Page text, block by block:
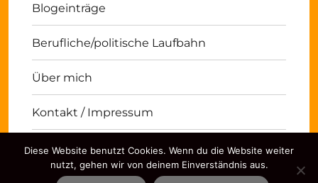
Blogeinträge
Berufliche/politische Laufbahn
Über mich
Kontakt / Impressum
Michael Panse Kontakt / Impressum
Stolz
präsentiert von WordPress
Diese Website benutzt Cookies. Wenn du die Website weiter
nutzt, gehen wir von deinem Einverständnis aus.